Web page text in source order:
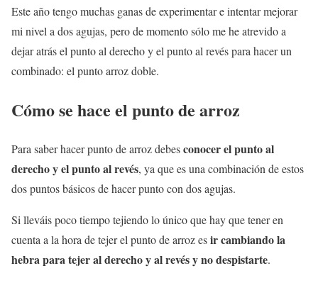
Este año tengo muchas ganas de experimentar e intentar mejorar
mi nivel a dos agujas, pero de momento sólo me he atrevido a
dejar atrás el punto al derecho y el punto al revés para hacer un
combinado: el punto arroz doble.
Cómo se hace el punto de arroz
Para saber hacer punto de arroz debesconocer el punto al
derecho y el punto al revés, ya que es una combinación de estos
dos puntos básicos de hacer punto con dos agujas.
Si lleváis poco tiempo tejiendo lo único que hay que tener en
cuenta a la hora de tejer el punto de arroz esir cambiando la
hebra para tejer al derecho y al revés y no despistarte.